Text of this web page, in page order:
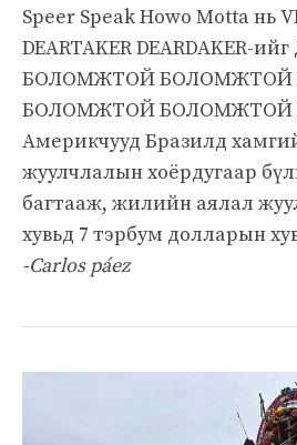
Speer Speak Howo Motta нь
DEARTAKER DEARDAKER-
БОЛОМЖТОЙ
БОЛОМЖТОЙ
Америкчууд Бразилд
жуулчлалын хоёрдугаар
багтааж, жилийн аялал
хувьд 7 тэрбум долларын
-Carlos páez